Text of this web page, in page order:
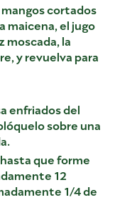
cortados
maicena, el jugo
moscada, la
y revuelva para
enfriados del
sobre una
que forme
12
1/4 de